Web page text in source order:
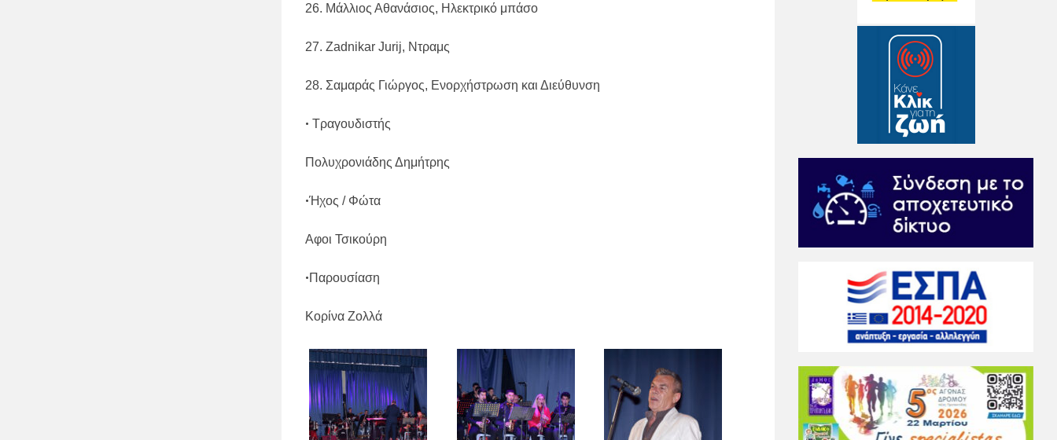
26. Μάλλιος Αθανάσιος, Ηλεκτρικό μπάσο
27. Zadnikar Jurij, Ντραμς
28. Σαμαράς Γιώργος, Ενορχήστρωση και Διεύθυνση
•Τραγουδιστής
Πολυχρονιάδης Δημήτρης
•Ήχος / Φώτα
Αφοι Τσικούρη
•Παρουσίαση
Κορίνα Ζολλά